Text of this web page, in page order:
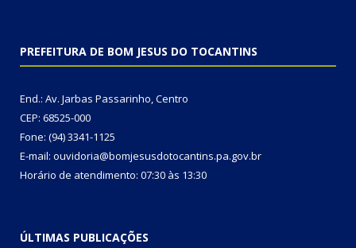
PREFEITURA DE BOM JESUS DO TOCANTINS
End.: Av. Jarbas Passarinho, Centro
CEP: 68525-000
Fone: (94) 3341-1125
E-mail: ouvidoria@bomjesusdotocantins.pa.gov.br
Horário de atendimento: 07:30 às 13:30
ÚLTIMAS PUBLICAÇÕES